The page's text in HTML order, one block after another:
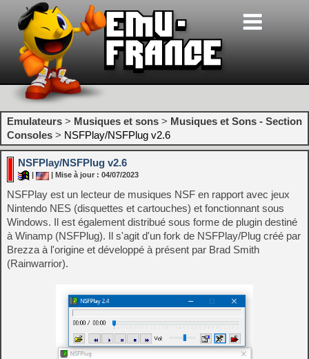
Emulateurs > Musiques et sons > Musiques et Sons - Section
Consoles > NSFPlay/NSFPlug v2.6
NSFPlay/NSFPlug v2.6
| Mise à jour : 04/07/2023
NSFPlay est un lecteur de musiques NSF en rapport avec jeux
Nintendo NES (disquettes et cartouches) et fonctionnant sous
Windows. Il est également distribué sous forme de plugin destiné
à Winamp (NSFPlug). Il s'agit d'un fork de NSFPlay/Plug créé par
Brezza à l'origine et développé à présent par Brad Smith
(Rainwarrior).